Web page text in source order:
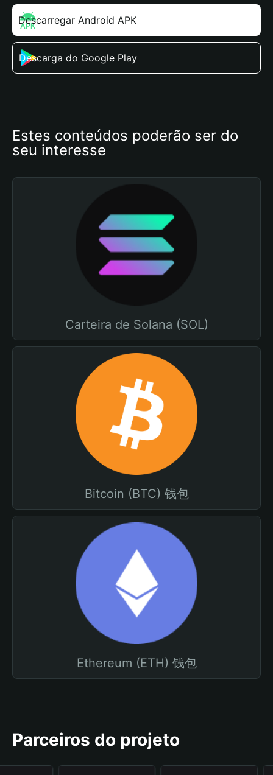
Descarregar Android APK
Descarga do Google Play
Estes conteúdos poderão ser do
seu interesse
Carteira de Solana (SOL)
Bitcoin (BTC) 钱包
Ethereum (ETH) 钱包
Parceiros do projeto